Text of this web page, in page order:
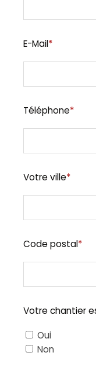
E-Mail*
Téléphone*
Votre ville*
Code postal*
Votre chantier
Oui
Non